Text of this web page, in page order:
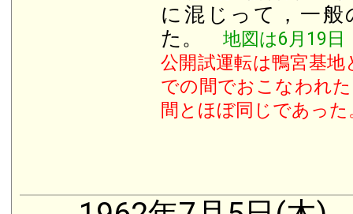
に混じって，一
た。 地図は6月19日
公開試運転は鴨宮基
での間でおこなわれ
間とほぼ同じであった